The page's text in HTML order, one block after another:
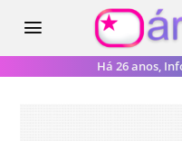
Há 26 anos,